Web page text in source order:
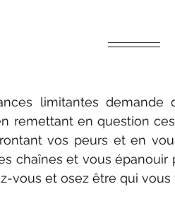
limitantes
remettant en question
vos peurs et en
chaînes et vous
vous et osez être qui